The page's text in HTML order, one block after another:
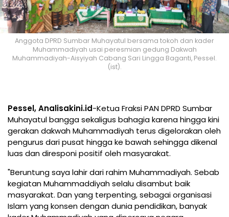
Anggota DPRD Sumbar Muhayatul bersama tokoh dan kader
Muhammadiyah usai peresmian gedung Dakwah
Muhammadiyah-Aisyiyah Cabang Sari Lingga Baganti, Pessel.
(ist).
Pessel, Analisakini.id-Ketua Fraksi PAN DPRD Sumbar
Muhayatul bangga sekaligus bahagia karena hingga kini
gerakan dakwah Muhammadiyah terus digelorakan oleh
pengurus dari pusat hingga ke bawah sehingga dikenal
luas dan diresponi positif oleh masyarakat.
"Beruntung saya lahir dari rahim Muhammadiyah. Sebab
kegiatan Muhammaddiyah selalu disambut baik
masyarakat. Dan yang terpenting, sebagai organisasi
Islam yang konsen dengan dunia pendidikan, banyak